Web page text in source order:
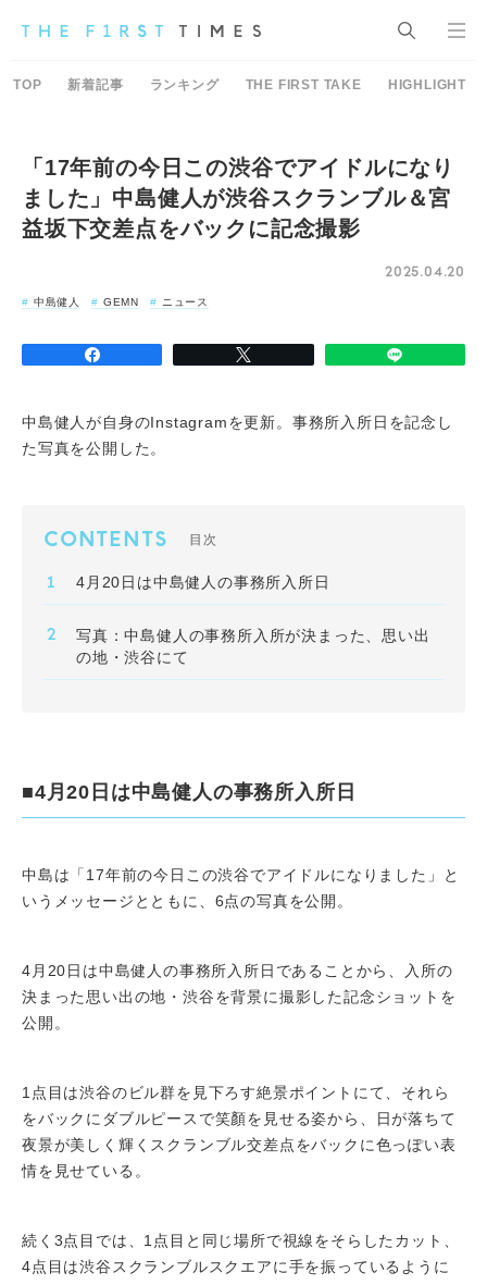
TOP 新着記事 ランキング THE FIRST TAKE HIGHLIGHT
「17年前の今日この渋谷でアイドルになり
ました」中島健人が渋谷スクランブル＆宮
益坂下交差点をバックに記念撮影
2025.04.20
中島健人 GEMN ニュース
中島健人が自身のInstagramを更新。事務所入所日を記念し
た写真を公開した。
CONTENTS 目次
4月20日は中島健人の事務所入所日
写真：中島健人の事務所入所が決まった、思い出
の地・渋谷にて
■4月20日は中島健人の事務所入所日
中島は「17年前の今日この渋谷でアイドルになりました」と
いうメッセージとともに、6点の写真を公開。
4月20日は中島健人の事務所入所日であることから、入所の
決まった思い出の地・渋谷を背景に撮影した記念ショットを
公開。
1点目は渋谷のビル群を見下ろす絶景ポイントにて、それら
をバックにダブルピースで笑顏を見せる姿から、日が落ちて
夜景が美しく輝くスクランブル交差点をバックに色っぽい表
情を見せている。
続く3点目では、1点目と同じ場所で視線をそらしたカット、
4点目は渋谷スクランブルスクエアに手を振っているように